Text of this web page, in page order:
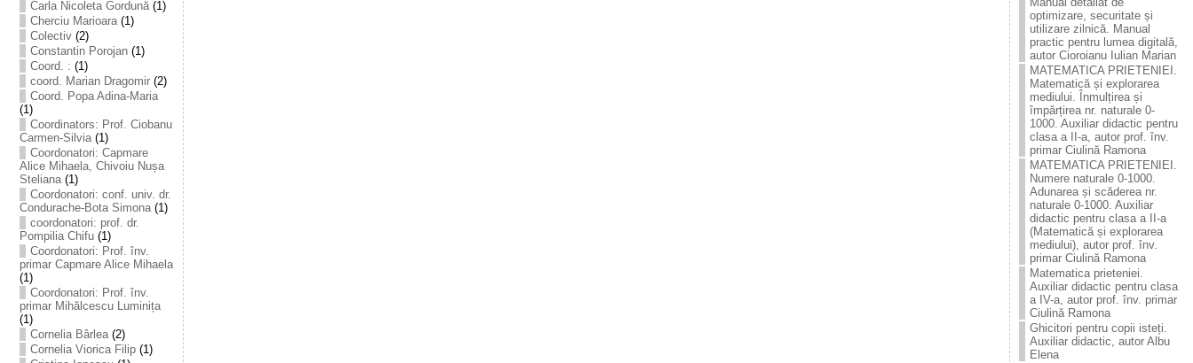
Carla Nicoleta Gordună(1)
Cherciu Marioara(1)
Colectiv(2)
Constantin Porojan(1)
Coord. : (1)
coord. Marian Dragomir(2)
Coord. Popa Adina-Maria
(1)
Coordinators: Prof. Ciobanu
Carmen-Silvia(1)
Coordonatori: Capmare
Alice Mihaela, Chivoiu Nușa
Steliana(1)
Coordonatori: conf. univ. dr.
Condurache-Bota Simona(1)
coordonatori: prof. dr.
Pompilia Chifu(1)
Coordonatori: Prof. înv.
primar Capmare Alice Mihaela
(1)
Coordonatori: Prof. înv.
primar Mihălcescu Luminița
(1)
Cornelia Bârlea(2)
Cornelia Viorica Filip(1)
optimizare, securitate și
utilizare zilnică. Manual
practic pentru lumea digitală,
autor Cioroianu Iulian Marian
MATEMATICA PRIETENIEI.
Matematică și explorarea
mediului. Înmulțirea și
împărțirea nr. naturale 0-
1000. Auxiliar didactic pentru
clasa a II-a, autor prof. înv.
primar Ciulină Ramona
MATEMATICA PRIETENIEI.
Numere naturale 0-1000.
Adunarea și scăderea nr.
naturale 0-1000. Auxiliar
didactic pentru clasa a II-a
(Matematică și explorarea
mediului), autor prof. înv.
primar Ciulină Ramona
Matematica prieteniei.
Auxiliar didactic pentru clasa
a IV-a, autor prof. înv. primar
Ciulină Ramona
Ghicitori pentru copii isteți.
Auxiliar didactic, autor Albu
Elena